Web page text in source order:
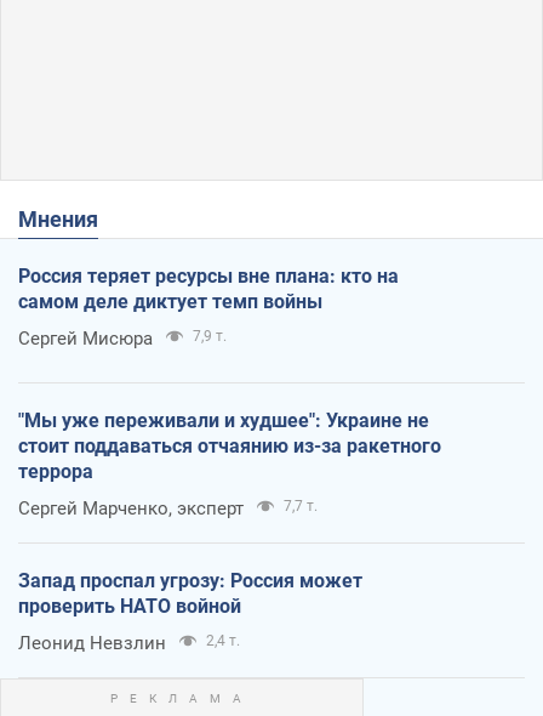
Мнения
Россия теряет ресурсы вне плана: кто на
самом деле диктует темп войны
Сергей Мисюра 7,9 т.
"Мы уже переживали и худшее": Украине не
стоит поддаваться отчаянию из-за ракетного
террора
Сергей Марченко, эксперт 7,7 т.
Запад проспал угрозу: Россия может
проверить НАТО войной
Леонид Невзлин 2,4 т.